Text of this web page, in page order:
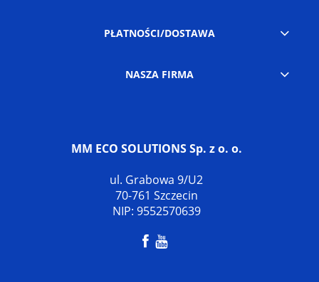
PŁATNOŚCI/DOSTAWA
NASZA FIRMA
MM ECO SOLUTIONS Sp. z o. o.
ul. Grabowa 9/U2
70-761 Szczecin
NIP: 9552570639